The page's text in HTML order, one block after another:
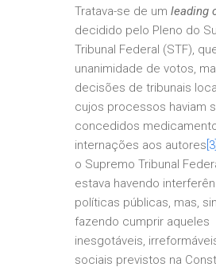
Tratava-se de um leading
decidido pelo Pleno do
Tribunal Federal (STF),
unanimidade de votos,
decisões de tribunais
cujos processos haviam
concedidos
internações aos autores [3]
o Supremo Tribunal
estava havendo
políticas públicas, mas,
fazendo cumprir aqueles
inesgotáveis,
sociais previstos na